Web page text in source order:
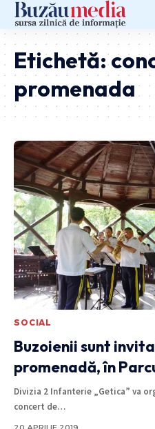
Etichetă:
promenada
SOCIAL
Buzoienii sunt
promenadă, în
Divizia 2 Infanterie „Getica” va
concert de…